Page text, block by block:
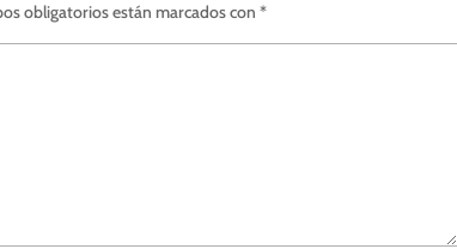
obligatorios están marcados con*